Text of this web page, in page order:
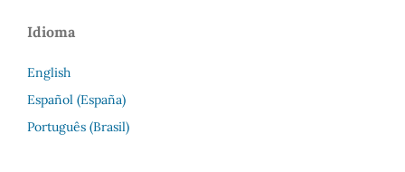
Idioma
English
Español (España)
Português (Brasil)